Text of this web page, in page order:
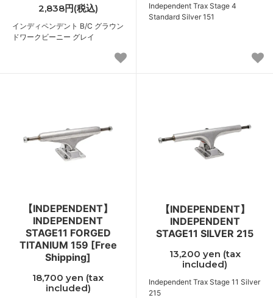
2,838円(税込)
インディペンデント B/C グラウン
ドワークビーニー グレイ
Independent Trax Stage 4
Standard Silver 151
【INDEPENDENT】
INDEPENDENT
STAGE11 FORGED
TITANIUM 159 [Free
Shipping]
18,700 yen (tax
included)
【INDEPENDENT】
INDEPENDENT
STAGE11 SILVER 215
13,200 yen (tax
included)
Independent Trax Stage 11 Silver
215